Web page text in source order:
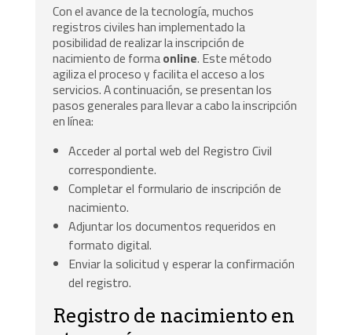
Con el avance de la tecnología, muchos
registros civiles han implementado la
posibilidad de realizar la inscripción de
nacimiento de formaonline. Este método
agiliza el proceso y facilita el acceso a los
servicios. A continuación, se presentan los
pasos generales para llevar a cabo la inscripción
en línea:
Acceder al portal web del Registro Civil
correspondiente.
Completar el formulario de inscripción de
nacimiento.
Adjuntar los documentos requeridos en
formato digital.
Enviar la solicitud y esperar la confirmación
del registro.
Registro de nacimiento en